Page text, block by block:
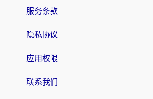
服务条款
隐私协议
应用权限
联系我们